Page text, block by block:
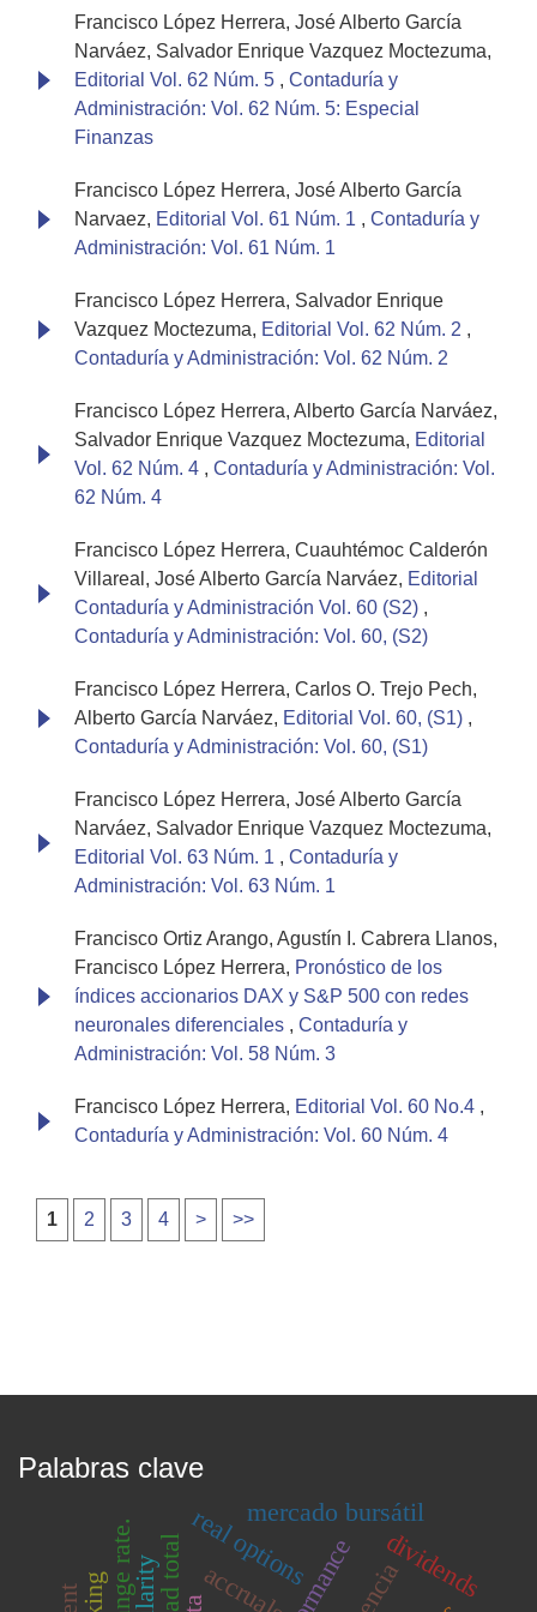
Francisco López Herrera, José Alberto García
Narváez, Salvador Enrique Vazquez Moctezuma,
Editorial Vol. 62 Núm. 5 , Contaduría y
Administración: Vol. 62 Núm. 5: Especial
Finanzas
Francisco López Herrera, José Alberto García
Narvaez, Editorial Vol. 61 Núm. 1 , Contaduría y
Administración: Vol. 61 Núm. 1
Francisco López Herrera, Salvador Enrique
Vazquez Moctezuma, Editorial Vol. 62 Núm. 2 ,
Contaduría y Administración: Vol. 62 Núm. 2
Francisco López Herrera, Alberto García Narváez,
Salvador Enrique Vazquez Moctezuma, Editorial
Vol. 62 Núm. 4 , Contaduría y Administración: Vol.
62 Núm. 4
Francisco López Herrera, Cuauhtémoc Calderón
Villareal, José Alberto García Narváez, Editorial
Contaduría y Administración Vol. 60 (S2) ,
Contaduría y Administración: Vol. 60, (S2)
Francisco López Herrera, Carlos O. Trejo Pech,
Alberto García Narváez, Editorial Vol. 60, (S1) ,
Contaduría y Administración: Vol. 60, (S1)
Francisco López Herrera, José Alberto García
Narváez, Salvador Enrique Vazquez Moctezuma,
Editorial Vol. 63 Núm. 1 , Contaduría y
Administración: Vol. 63 Núm. 1
Francisco Ortiz Arango, Agustín I. Cabrera Llanos,
Francisco López Herrera, Pronóstico de los
índices accionarios DAX y S&P 500 con redes
neuronales diferenciales , Contaduría y
Administración: Vol. 58 Núm. 3
Francisco López Herrera, Editorial Vol. 60 No.4 ,
Contaduría y Administración: Vol. 60 Núm. 4
1 2 3 4 > >>
Palabras clave
mercado bursátil
real options
accruals dividends